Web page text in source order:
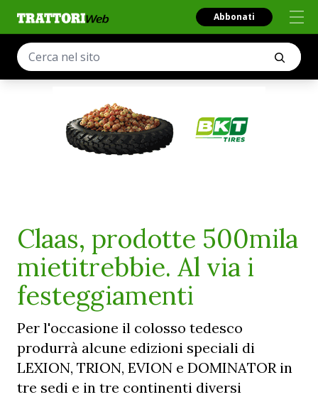
Abbonati
Claas, prodotte 500mila
mietitrebbie. Al via i
festeggiamenti
Per l'occasione il colosso tedesco
produrrà alcune edizioni speciali di
LEXION, TRION, EVION e DOMINATOR in
tre sedi e in tre continenti diversi